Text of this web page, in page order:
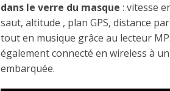
dans le verre du masque : vitesse
saut, altitude , plan GPS, distance
tout en musique grâce au lecteur
également connecté en wireless à
embarquée.